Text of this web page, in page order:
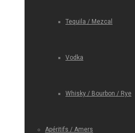
Tequila / Mezcal
Vodka
Whisky / Bourbon / Rye
Apéritifs / Amers